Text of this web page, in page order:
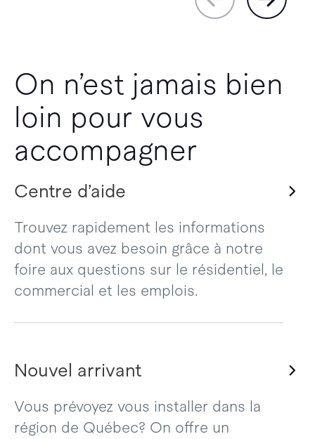
On n’est jamais bien
loin pour vous
accompagner
Centre d’aide
Trouvez rapidement les informations
dont vous avez besoin grâce à notre
foire aux questions sur le résidentiel, le
commercial et les emplois.
Nouvel arrivant
Vous prévoyez vous installer dans la
région de Québec? On offre un